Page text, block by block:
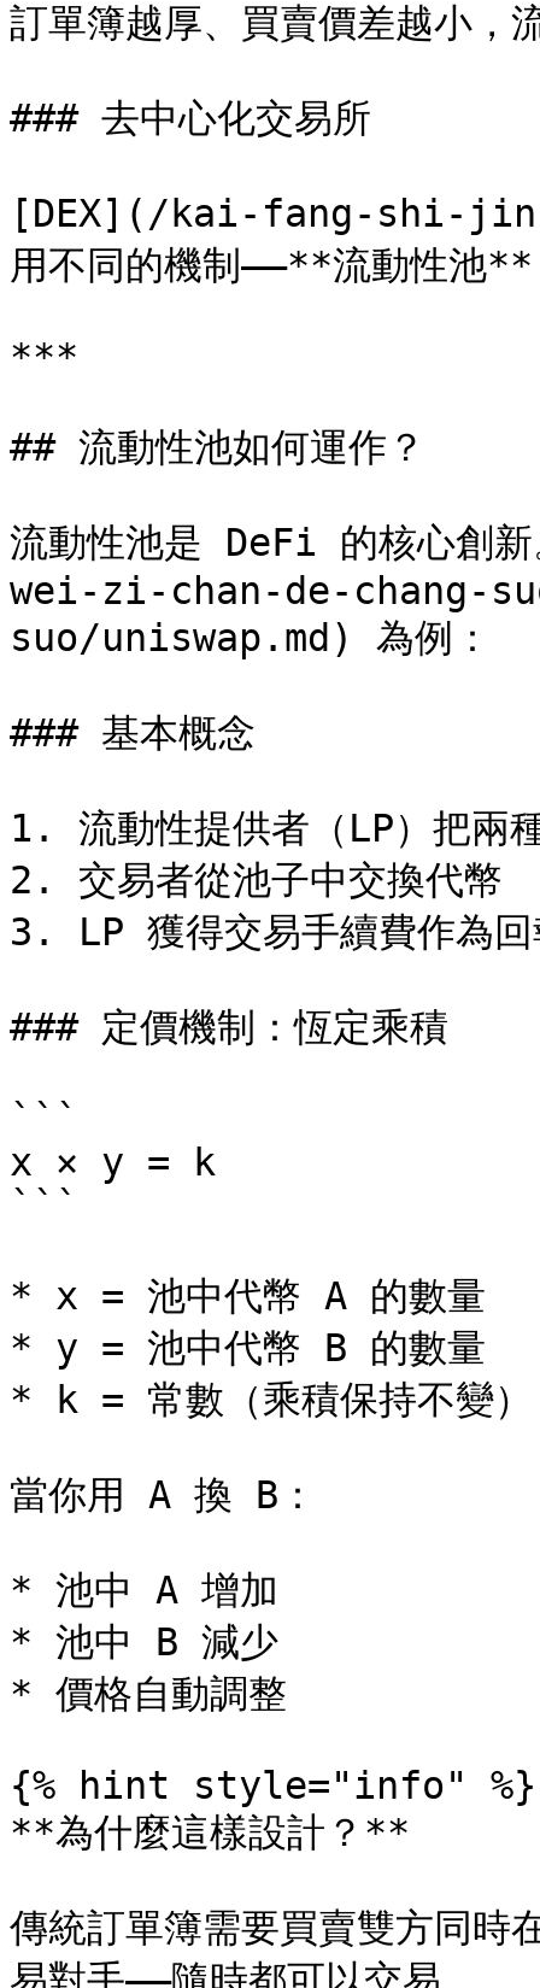
訂單簿越厚、買賣價差越小，
### 去中心化交易所
[DEX](/kai-fang-shi-
用不同的機制——**流動性
***
## 流動性池如何運作？
流動性池是 DeFi 的核心
wei-zi-chan-de-chang-
suo/uniswap.md) 為例：
### 基本概念
1. 流動性提供者（LP）把兩
2. 交易者從池子中交換代幣
3. LP 獲得交易手續費作為回
### 定價機制：恆定乘積
```
x × y = k
```
* x = 池中代幣 A 的數量
* y = 池中代幣 B 的數量
* k = 常數（乘積保持不變）
當你用 A 換 B：
* 池中 A 增加
* 池中 B 減少
* 價格自動調整
{% hint style="info" %}
**為什麼這樣設計？**
傳統訂單簿需要買賣雙方同時